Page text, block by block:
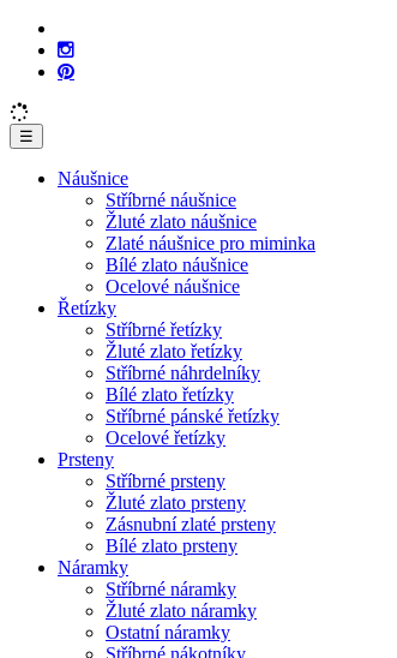
☰
Náušnice
Stříbrné náušnice
Žluté zlato náušnice
Zlaté náušnice pro miminka
Bílé zlato náušnice
Ocelové náušnice
Řetízky
Stříbrné řetízky
Žluté zlato řetízky
Stříbrné náhrdelníky
Bílé zlato řetízky
Stříbrné pánské řetízky
Ocelové řetízky
Prsteny
Stříbrné prsteny
Žluté zlato prsteny
Zásnubní zlaté prsteny
Bílé zlato prsteny
Náramky
Stříbrné náramky
Žluté zlato náramky
Ostatní náramky
Stříbrné nákotníky